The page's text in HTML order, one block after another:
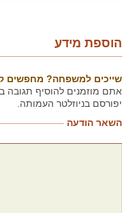
הוספת מידע
שייכים למשפחה? מחפשים
אתם מוזמנים להוסיף תגובה
יפורסם בניוזלטר העמותה.
השאר הודעה